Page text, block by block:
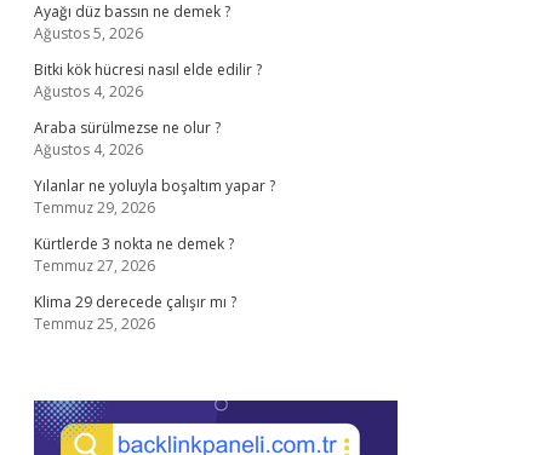
Ayağı düz bassın ne demek ?
Ağustos 5, 2026
Bitki kök hücresi nasıl elde edilir ?
Ağustos 4, 2026
Araba sürülmezse ne olur ?
Ağustos 4, 2026
Yılanlar ne yoluyla boşaltım yapar ?
Temmuz 29, 2026
Kürtlerde 3 nokta ne demek ?
Temmuz 27, 2026
Klima 29 derecede çalışır mı ?
Temmuz 25, 2026